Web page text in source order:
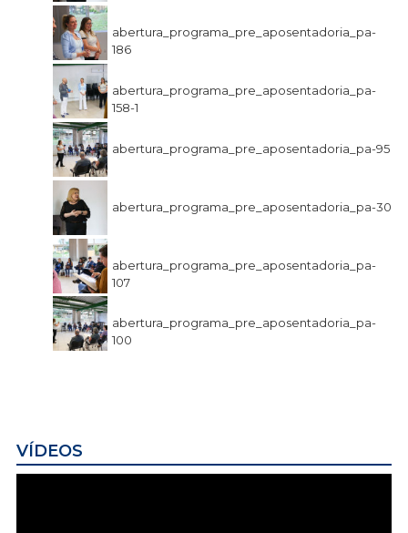
abertura_programa_pre_aposentadoria_pa-
186
abertura_programa_pre_aposentadoria_pa-
158-1
abertura_programa_pre_aposentadoria_pa-95
abertura_programa_pre_aposentadoria_pa-30
abertura_programa_pre_aposentadoria_pa-
107
abertura_programa_pre_aposentadoria_pa-
100
VÍDEOS